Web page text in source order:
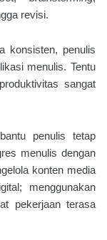
revisi.
konsisten, penulis
menulis. Tentu
sangat
penulis tetap
menulis dengan
konten media
menggunakan
pekerjaan terasa